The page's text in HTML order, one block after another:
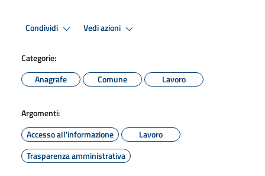
Condividi Vedi azioni
Categorie:
Anagrafe
Comune Lavoro
Argomenti:
Accesso all'informazione
Lavoro
Trasparenza amministrativa